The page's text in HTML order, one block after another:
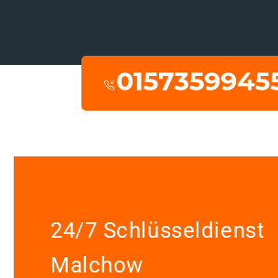
24/7 Schlüsseldienst
Malchow